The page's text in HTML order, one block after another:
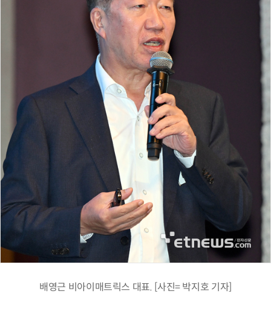
배영근 비아이매트릭스 대표. [사진= 박지호 기자]